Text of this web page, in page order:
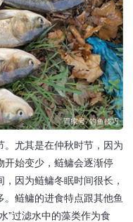
。尤其是在仲秋时节，因为
开始变少，鲢鳙会逐渐停
因为鲢鳙冬眠时间很长，
鲢鳙的进食特点跟其他鱼
”过滤水中的藻类作为食